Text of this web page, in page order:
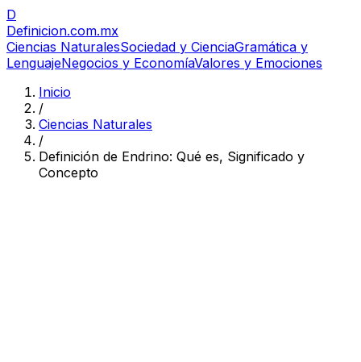
D
Definicion.com.mx
Ciencias NaturalesSociedad y CienciaGramática y
LenguajeNegocios y EconomíaValores y Emociones
Inicio
/
Ciencias Naturales
/
Definición de Endrino: Qué es, Significado y
Concepto